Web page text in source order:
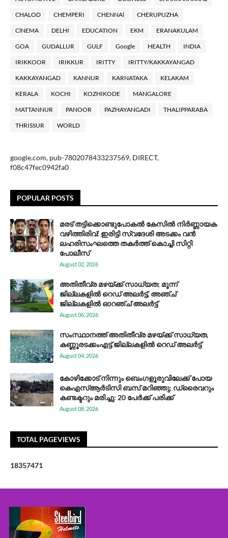
CHALOD CHEMPERI CHENNAl CHERUPUZHA
ClNEMA DELHI EDUCATION EKM ERANAKULAM
GOA GUDALLUR GULF Google HEALTH INDIA
IRIKKOOR IRIKKUR IRITTY IRITTY/KAKKAYANGAD
KAKKAYANGAD KANNUR KARNATAKA KELAKAM
KERALA KOCHI KOZHIKODE MANGALORE
MATTANNUR PANOOR PAZHAYANGADI THALIPPARABA
THRISSUR WORLD
google.com, pub-7802078433237569, DIRECT,
f08c47fec0942fa0
POPULAR POSTS
മരട് തട്ടിക്കൊണ്ടുപോകൽ കേസിൽ നിർണ്ണായക
വഴിത്തിരിവ്: ഇരിട്ടി സ്വദേശി അടക്കം വൻ
ലഹരിസംഘത്തെ തകർത്ത് കൊച്ചി സിറ്റി
പോലീസ്
August 02, 2026
അതിതീവ്ര മഴയ്ക്ക് സാധ്യത; മൂന്ന്
ജില്ലകളിൽ റെഡ് അലർട്ട്, അഞ്ച്
ജില്ലകളിൽ ഓറഞ്ച് അലർട്ട്
August 06, 2026
സം​സ്ഥാ​ന​ത്ത് അ​തി​തീ​വ്ര മ​ഴ​യ്ക്ക് സാ​ധ്യ​ത,
കണ്ണൂരടക്കംഎ​ട്ട് ജി​ല്ല​ക​ളി​ൽ റെ​ഡ് അ​ലർ​ട്ട്
August 04, 2026
കോഴിക്കോട് നിന്നും ബെംഗളൂരുവിലേക്ക് പോയ
കെഎസ്ആര്‍ടിസി ബസ് മറിഞ്ഞു; ഡ്രൈവറും
കണ്ടക്ടറും മരിച്ചു: 20 പേര്‍ക്ക് പരിക്ക്
August 08, 2026
TOTAL PAGEVIEWS
18357471